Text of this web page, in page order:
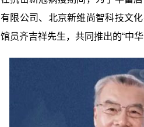
有限公司、北京新维尚智科技文
馆员齐吉祥先生，共同推出的“中